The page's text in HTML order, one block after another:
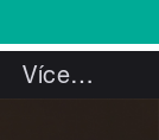
Více…